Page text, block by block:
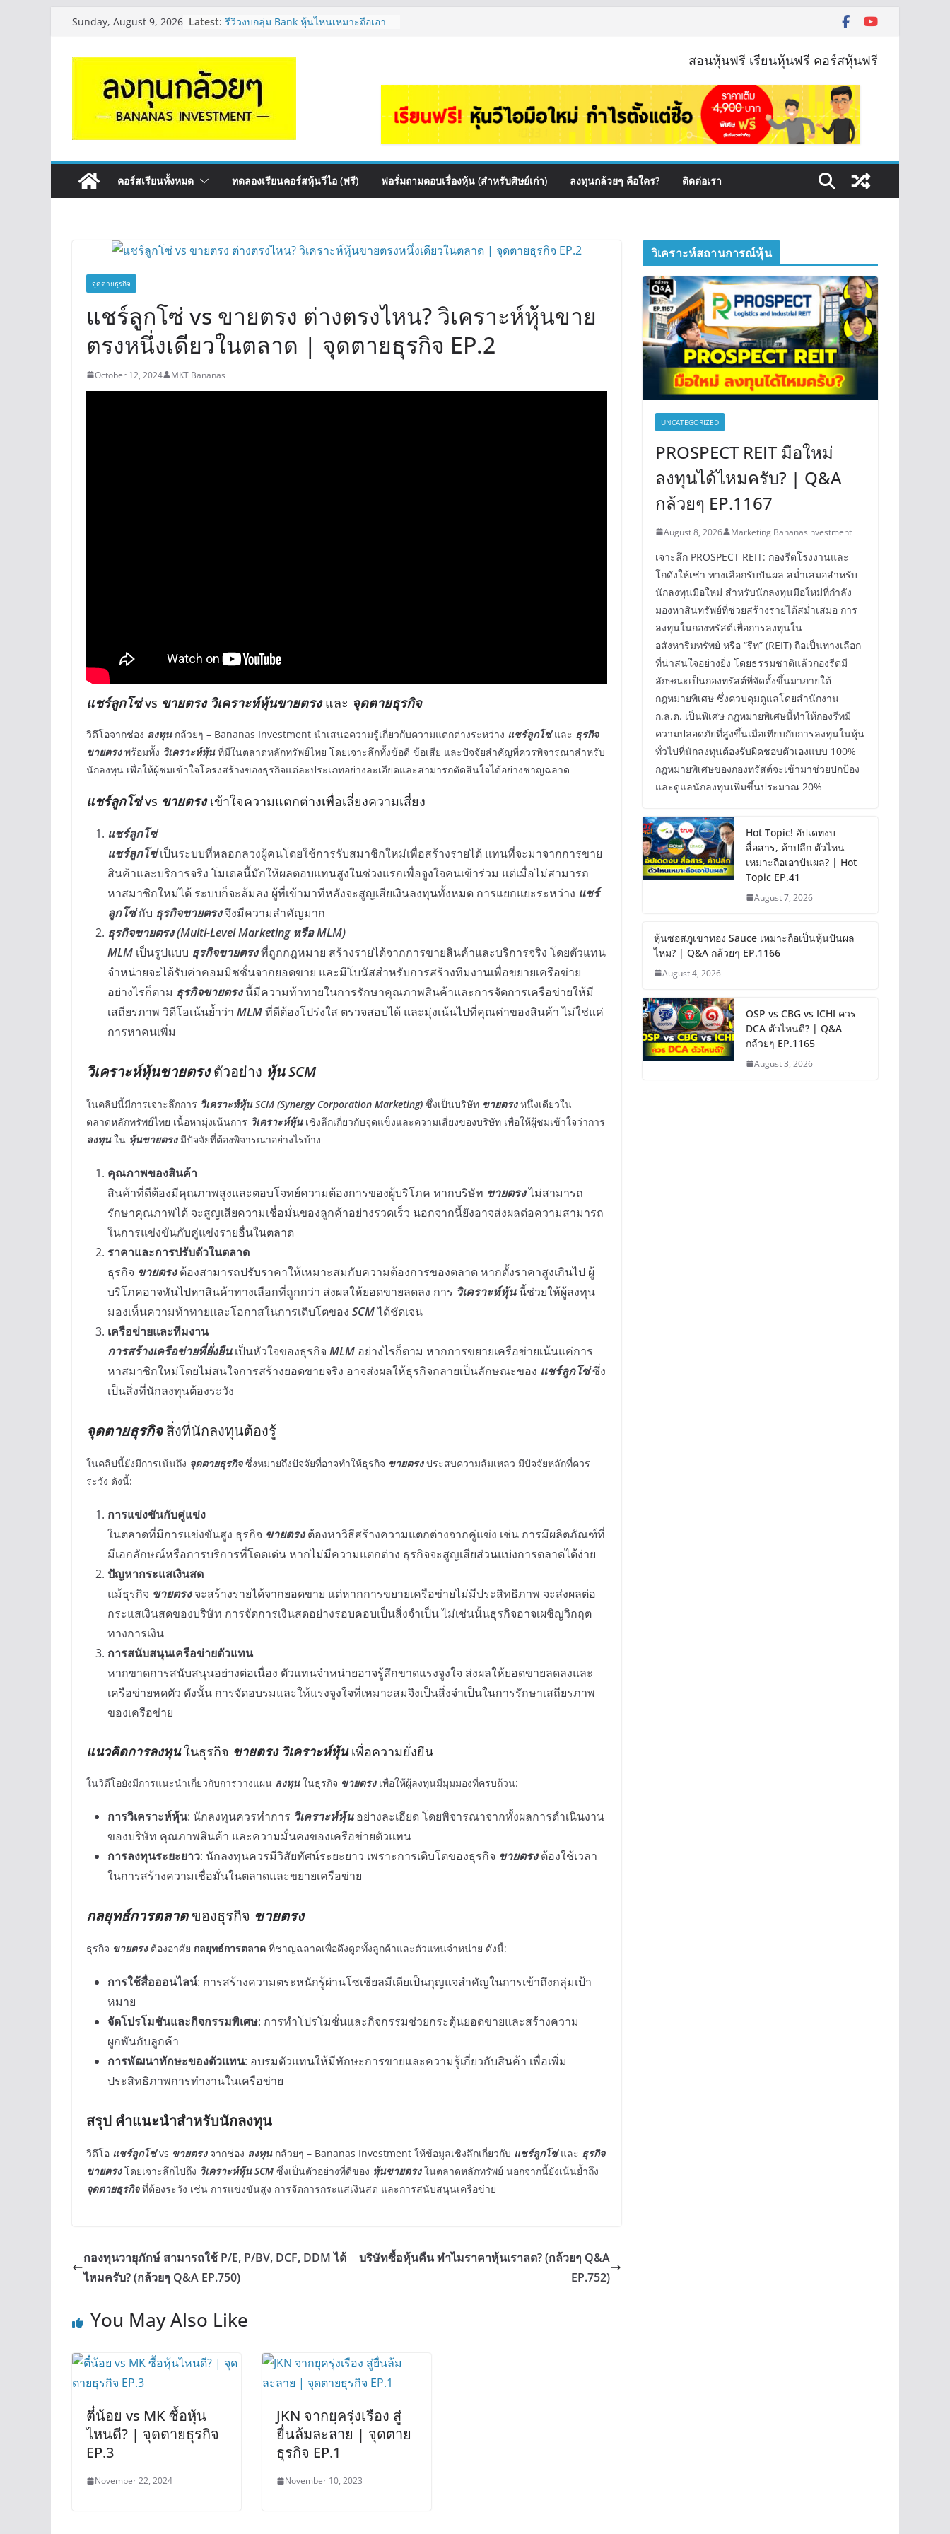
content
Sunday, August 9, 2026 Latest: รีวิวงบกลุ่ม Bank หุ้นไหนเหมาะถือเอา
Hot Topic! อัปเดทงบ สื่อสาร, ค้าปลีก
ตัวไหนเหมาะถือเอาปันผล? | Hot Topic
EP.41
หุ้นซอสภูเขาทอง Sauce เหมาะถือเป็น
OSP vs CBG vs ICHI ควร DCA ตัวไหน
ดี? | Q&A กล้วยๆ EP.1165
สอนหุ้นฟรี เรียนหุ้นฟรี คอร์สหุ้นฟรี
คอร์สเรียนทั้งหมด ทดลองเรียนคอร์สหุ้นวีไอ (ฟรี) ฟอรั่มถามตอบเรื่องหุ้น (สำหรับศิษย์เก่า) ลงทุนกล้วยๆ คือใคร? ติดต่อเรา
จุดตายธุรกิจ
แชร์ลูกโซ่ vs ขายตรง ต่างตรงไหน? วิเคราะห์หุ้นขาย
ตรงหนึ่งเดียวในตลาด | จุดตายธุรกิจ EP.2
October 12, 2024 MKT Bananas
แชร์ลูกโซ่vs ขายตรง วิเคราะห์หุ้นขายตรงและ จุดตายธุรกิจ
วิดีโอจากช่อง ลงทุนกล้วยๆ – Bananas Investment นำเสนอความรู้เกี่ยวกับความแตกต่างระหว่าง แชร์ลูกโซ่และ ธุรกิจ
ขายตรงพร้อมทั้ง วิเคราะห์หุ้นที่มีในตลาดหลักทรัพย์ไทย โดยเจาะลึกทั้งข้อดี ข้อเสีย และปัจจัยสำคัญที่ควรพิจารณาสำหรับ
นักลงทุน เพื่อให้ผู้ชมเข้าใจโครงสร้างของธุรกิจแต่ละประเภทอย่างละเอียดและสามารถตัดสินใจได้อย่างชาญฉลาด
แชร์ลูกโซ่vs ขายตรงเข้าใจความแตกต่างเพื่อเลี่ยงความเสี่ยง
แชร์ลูกโซ่
แชร์ลูกโซ่เป็นระบบที่หลอกลวงผู้คนโดยใช้การรับสมาชิกใหม่เพื่อสร้างรายได้ แทนที่จะมาจากการขาย
สินค้าและบริการจริง โมเดลนี้มักให้ผลตอบแทนสูงในช่วงแรกเพื่อจูงใจคนเข้าร่วม แต่เมื่อไม่สามารถ
หาสมาชิกใหม่ได้ ระบบก็จะล้มลง ผู้ที่เข้ามาทีหลังจะสูญเสียเงินลงทุนทั้งหมด การแยกแยะระหว่าง แชร์
ลูกโซ่กับ ธุรกิจขายตรงจึงมีความสำคัญมาก
ธุรกิจขายตรง (Multi-Level Marketing หรือ MLM)
MLM เป็นรูปแบบ ธุรกิจขายตรงที่ถูกกฎหมาย สร้างรายได้จากการขายสินค้าและบริการจริง โดยตัวแทน
จำหน่ายจะได้รับค่าคอมมิชชั่นจากยอดขาย และมีโบนัสสำหรับการสร้างทีมงานเพื่อขยายเครือข่าย
อย่างไรก็ตาม ธุรกิจขายตรงนี้มีความท้าทายในการรักษาคุณภาพสินค้าและการจัดการเครือข่ายให้มี
เสถียรภาพ วิดีโอเน้นย้ำว่า MLMที่ดีต้องโปร่งใส ตรวจสอบได้ และมุ่งเน้นไปที่คุณค่าของสินค้า ไม่ใช่แค่
การหาคนเพิ่ม
วิเคราะห์หุ้นขายตรงตัวอย่าง หุ้น SCM
ในคลิปนี้มีการเจาะลึกการ วิเคราะห์หุ้น SCM (Synergy Corporation Marketing) ซึ่งเป็นบริษัท ขายตรงหนึ่งเดียวใน
ตลาดหลักทรัพย์ไทย เนื้อหามุ่งเน้นการ วิเคราะห์หุ้นเชิงลึกเกี่ยวกับจุดแข็งและความเสี่ยงของบริษัท เพื่อให้ผู้ชมเข้าใจว่าการ
ลงทุนใน หุ้นขายตรงมีปัจจัยที่ต้องพิจารณาอย่างไรบ้าง
คุณภาพของสินค้า
สินค้าที่ดีต้องมีคุณภาพสูงและตอบโจทย์ความต้องการของผู้บริโภค หากบริษัท ขายตรงไม่สามารถ
รักษาคุณภาพได้ จะสูญเสียความเชื่อมั่นของลูกค้าอย่างรวดเร็ว นอกจากนี้ยังอาจส่งผลต่อความสามารถ
ในการแข่งขันกับคู่แข่งรายอื่นในตลาด
ราคาและการปรับตัวในตลาด
ธุรกิจ ขายตรงต้องสามารถปรับราคาให้เหมาะสมกับความต้องการของตลาด หากตั้งราคาสูงเกินไป ผู้
บริโภคอาจหันไปหาสินค้าทางเลือกที่ถูกกว่า ส่งผลให้ยอดขายลดลง การ วิเคราะห์หุ้นนี้ช่วยให้ผู้ลงทุน
มองเห็นความท้าทายและโอกาสในการเติบโตของ SCMได้ชัดเจน
เครือข่ายและทีมงาน
การสร้างเครือข่ายที่ยั่งยืนเป็นหัวใจของธุรกิจ MLM อย่างไรก็ตาม หากการขยายเครือข่ายเน้นแค่การ
หาสมาชิกใหม่โดยไม่สนใจการสร้างยอดขายจริง อาจส่งผลให้ธุรกิจกลายเป็นลักษณะของ แชร์ลูกโซ่ซึ่ง
เป็นสิ่งที่นักลงทุนต้องระวัง
จุดตายธุรกิจสิ่งที่นักลงทุนต้องรู้
ในคลิปนี้ยังมีการเน้นถึง จุดตายธุรกิจซึ่งหมายถึงปัจจัยที่อาจทำให้ธุรกิจ ขายตรงประสบความล้มเหลว มีปัจจัยหลักที่ควร
ระวัง ดังนี้:
การแข่งขันกับคู่แข่ง
ในตลาดที่มีการแข่งขันสูง ธุรกิจ ขายตรงต้องหาวิธีสร้างความแตกต่างจากคู่แข่ง เช่น การมีผลิตภัณฑ์ที่
มีเอกลักษณ์หรือการบริการที่โดดเด่น หากไม่มีความแตกต่าง ธุรกิจจะสูญเสียส่วนแบ่งการตลาดได้ง่าย
ปัญหากระแสเงินสด
แม้ธุรกิจ ขายตรงจะสร้างรายได้จากยอดขาย แต่หากการขยายเครือข่ายไม่มีประสิทธิภาพ จะส่งผลต่อ
กระแสเงินสดของบริษัท การจัดการเงินสดอย่างรอบคอบเป็นสิ่งจำเป็น ไม่เช่นนั้นธุรกิจอาจเผชิญวิกฤต
ทางการเงิน
การสนับสนุนเครือข่ายตัวแทน
หากขาดการสนับสนุนอย่างต่อเนื่อง ตัวแทนจำหน่ายอาจรู้สึกขาดแรงจูงใจ ส่งผลให้ยอดขายลดลงและ
เครือข่ายหดตัว ดังนั้น การจัดอบรมและให้แรงจูงใจที่เหมาะสมจึงเป็นสิ่งจำเป็นในการรักษาเสถียรภาพ
ของเครือข่าย
แนวคิดการลงทุนในธุรกิจ ขายตรง วิเคราะห์หุ้นเพื่อความยั่งยืน
ในวิดีโอยังมีการแนะนำเกี่ยวกับการวางแผน ลงทุนในธุรกิจ ขายตรงเพื่อให้ผู้ลงทุนมีมุมมองที่ครบถ้วน:
การวิเคราะห์หุ้น: นักลงทุนควรทำการ วิเคราะห์หุ้นอย่างละเอียด โดยพิจารณาจากทั้งผลการดำเนินงาน
ของบริษัท คุณภาพสินค้า และความมั่นคงของเครือข่ายตัวแทน
การลงทุนระยะยาว: นักลงทุนควรมีวิสัยทัศน์ระยะยาว เพราะการเติบโตของธุรกิจ ขายตรงต้องใช้เวลา
ในการสร้างความเชื่อมั่นในตลาดและขยายเครือข่าย
กลยุทธ์การตลาดของธุรกิจ ขายตรง
ธุรกิจ ขายตรงต้องอาศัย กลยุทธ์การตลาด ที่ชาญฉลาดเพื่อดึงดูดทั้งลูกค้าและตัวแทนจำหน่าย ดังนี้:
การใช้สื่อออนไลน์: การสร้างความตระหนักรู้ผ่านโซเชียลมีเดียเป็นกุญแจสำคัญในการเข้าถึงกลุ่มเป้า
หมาย
จัดโปรโมชันและกิจกรรมพิเศษ: การทำโปรโมชั่นและกิจกรรมช่วยกระตุ้นยอดขายและสร้างความ
ผูกพันกับลูกค้า
การพัฒนาทักษะของตัวแทน: อบรมตัวแทนให้มีทักษะการขายและความรู้เกี่ยวกับสินค้า เพื่อเพิ่ม
ประสิทธิภาพการทำงานในเครือข่าย
สรุป คำแนะนำสำหรับนักลงทุน
วิดีโอ แชร์ลูกโซ่vs ขายตรงจากช่อง ลงทุนกล้วยๆ – Bananas Investment ให้ข้อมูลเชิงลึกเกี่ยวกับ แชร์ลูกโซ่และ ธุรกิจ
ขายตรงโดยเจาะลึกไปถึง วิเคราะห์หุ้น SCM ซึ่งเป็นตัวอย่างที่ดีของ หุ้นขายตรงในตลาดหลักทรัพย์ นอกจากนี้ยังเน้นย้ำถึง
จุดตายธุรกิจที่ต้องระวัง เช่น การแข่งขันสูง การจัดการกระแสเงินสด และการสนับสนุนเครือข่าย
กองทุนวายุภักษ์ สามารถใช้ P/E, P/BV, DCF, DDM ได้
ไหมครับ? (กล้วยๆ Q&A EP.750)
บริษัทซื้อหุ้นคืน ทำไมราคาหุ้นเราลด? (กล้วยๆ Q&A
EP.752)
You May Also Like
ตี๋น้อย vs MK ซื้อหุ้น
ไหนดี? | จุดตายธุรกิจ
EP.3
November 22, 2024
JKN จากยุครุ่งเรือง สู่
ยื่นล้มละลาย | จุดตาย
ธุรกิจ EP.1
November 10, 2023
วิเคราะห์สถานการณ์หุ้น
UNCATEGORIZED
PROSPECT REIT มือใหม่
ลงทุนได้ไหมครับ? | Q&A
กล้วยๆ EP.1167
August 8, 2026 Marketing Bananasinvestment
เจาะลึก PROSPECT REIT: กองรีตโรงงานและ
โกดังให้เช่า ทางเลือกรับปันผล สม่ำเสมอสำหรับ
นักลงทุนมือใหม่ สำหรับนักลงทุนมือใหม่ที่กำลัง
มองหาสินทรัพย์ที่ช่วยสร้างรายได้สม่ำเสมอ การ
ลงทุนในกองทรัสต์เพื่อการลงทุนใน
อสังหาริมทรัพย์ หรือ “รีท” (REIT) ถือเป็นทางเลือก
ที่น่าสนใจอย่างยิ่ง โดยธรรมชาติแล้วกองรีตมี
ลักษณะเป็นกองทรัสต์ที่จัดตั้งขึ้นมาภายใต้
กฎหมายพิเศษ ซึ่งควบคุมดูแลโดยสำนักงาน
ก.ล.ต. เป็นพิเศษ กฎหมายพิเศษนี้ทำให้กองรีทมี
ความปลอดภัยที่สูงขึ้นเมื่อเทียบกับการลงทุนในหุ้น
ทั่วไปที่นักลงทุนต้องรับผิดชอบตัวเองแบบ 100%
กฎหมายพิเศษของกองทรัสต์จะเข้ามาช่วยปกป้อง
และดูแลนักลงทุนเพิ่มขึ้นประมาณ 20%
Hot Topic! อัปเดทงบ
สื่อสาร, ค้าปลีก ตัวไหน
เหมาะถือเอาปันผล? | Hot
Topic EP.41
August 7, 2026
หุ้นซอสภูเขาทอง Sauce เหมาะถือเป็นหุ้นปันผล
ไหม? | Q&A กล้วยๆ EP.1166
August 4, 2026
OSP vs CBG vs ICHI ควร
DCA ตัวไหนดี? | Q&A
กล้วยๆ EP.1165
August 3, 2026